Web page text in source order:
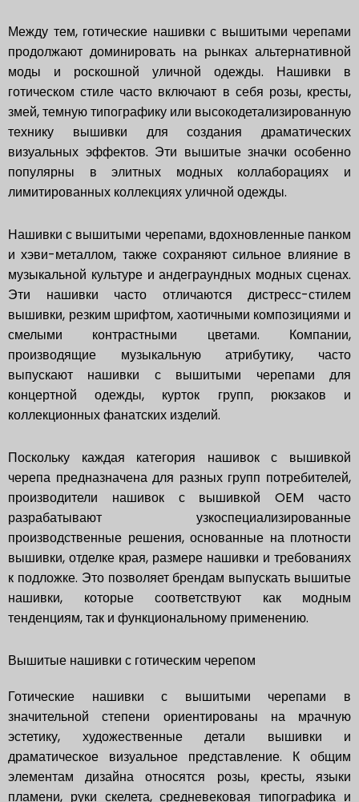
Между тем, готические нашивки с вышитыми черепами
продолжают доминировать на рынках альтернативной
моды и роскошной уличной одежды. Нашивки в
готическом стиле часто включают в себя розы, кресты,
змей, темную типографику или высокодетализированную
технику вышивки для создания драматических
визуальных эффектов. Эти вышитые значки особенно
популярны в элитных модных коллаборациях и
лимитированных коллекциях уличной одежды.
Нашивки с вышитыми черепами, вдохновленные панком
и хэви-металлом, также сохраняют сильное влияние в
музыкальной культуре и андеграундных модных сценах.
Эти нашивки часто отличаются дистресс-стилем
вышивки, резким шрифтом, хаотичными композициями и
смелыми контрастными цветами. Компании,
производящие музыкальную атрибутику, часто
выпускают нашивки с вышитыми черепами для
концертной одежды, курток групп, рюкзаков и
коллекционных фанатских изделий.
Поскольку каждая категория нашивок с вышивкой
черепа предназначена для разных групп потребителей,
производители нашивок с вышивкой OEM часто
разрабатывают узкоспециализированные
производственные решения, основанные на плотности
вышивки, отделке края, размере нашивки и требованиях
к подложке. Это позволяет брендам выпускать вышитые
нашивки, которые соответствуют как модным
тенденциям, так и функциональному применению.
Вышитые нашивки с готическим черепом
Готические нашивки с вышитыми черепами в
значительной степени ориентированы на мрачную
эстетику, художественные детали вышивки и
драматическое визуальное представление. К общим
элементам дизайна относятся розы, кресты, языки
пламени, руки скелета, средневековая типографика и